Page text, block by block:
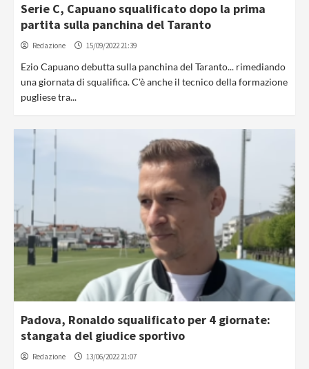
Serie C, Capuano squalificato dopo la prima
partita sulla panchina del Taranto
Redazione 15/09/2022 21:39
Ezio Capuano debutta sulla panchina del Taranto... rimediando
una giornata di squalifica. C'è anche il tecnico della formazione
pugliese tra...
Padova, Ronaldo squalificato per 4 giornate:
stangata del giudice sportivo
Redazione 13/06/2022 21:07